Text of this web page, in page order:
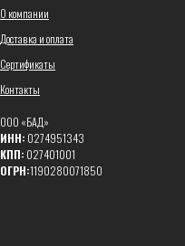
О компании
Доставка и оплата
Сертификаты
Контакты
ООО «БАД»
ИНН: 0274951343
КПП: 027401001
ОГРН:1190280071850